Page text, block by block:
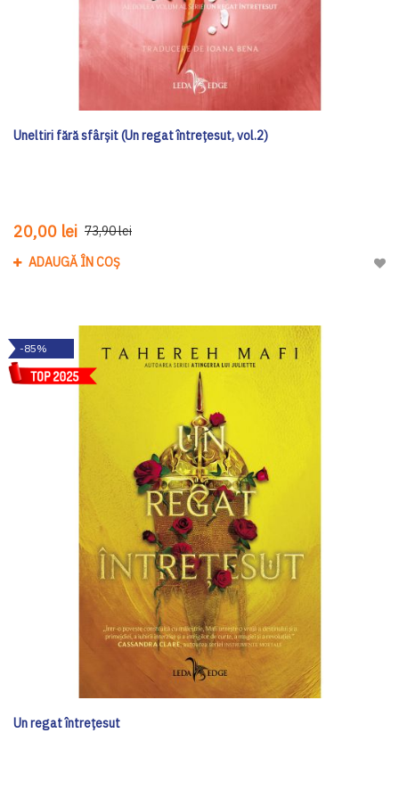
Uneltiri fără sfârșit (Un regat întrețesut, vol.2)
20,00 lei 73,90 lei
ADAUGĂ ÎN COȘ
-85%
Un regat întrețesut